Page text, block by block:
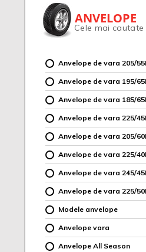
ANVELOPE
Cele mai cautate
Anvelope de vara 205/
Anvelope de vara 195/
Anvelope de vara 185/
Anvelope de vara 225/
Anvelope de vara 205/
Anvelope de vara 225/
Anvelope de vara 245/
Anvelope de vara 225/
Modele anvelope
Anvelope vara
Anvelope All Season